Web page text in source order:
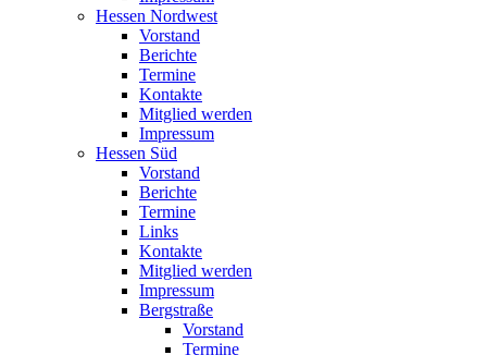
Hessen Nordwest
Vorstand
Berichte
Termine
Kontakte
Mitglied werden
Impressum
Hessen Süd
Vorstand
Berichte
Termine
Links
Kontakte
Mitglied werden
Impressum
Bergstraße
Vorstand
Termine